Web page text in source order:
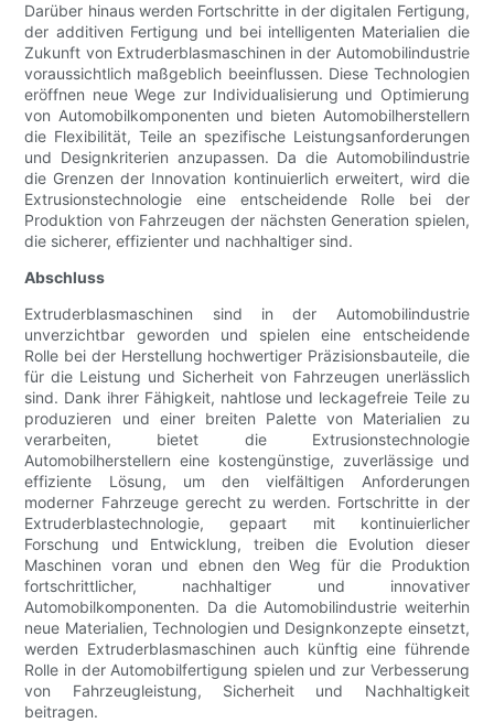
Darüber hinaus werden Fortschritte in der digitalen Fertigung,
der additiven Fertigung und bei intelligenten Materialien die
Zukunft von Extruderblasmaschinen in der Automobilindustrie
voraussichtlich maßgeblich beeinflussen. Diese Technologien
eröffnen neue Wege zur Individualisierung und Optimierung
von Automobilkomponenten und bieten Automobilherstellern
die Flexibilität, Teile an spezifische Leistungsanforderungen
und Designkriterien anzupassen. Da die Automobilindustrie
die Grenzen der Innovation kontinuierlich erweitert, wird die
Extrusionstechnologie eine entscheidende Rolle bei der
Produktion von Fahrzeugen der nächsten Generation spielen,
die sicherer, effizienter und nachhaltiger sind.
Abschluss
Extruderblasmaschinen sind in der Automobilindustrie
unverzichtbar geworden und spielen eine entscheidende
Rolle bei der Herstellung hochwertiger Präzisionsbauteile, die
für die Leistung und Sicherheit von Fahrzeugen unerlässlich
sind. Dank ihrer Fähigkeit, nahtlose und leckagefreie Teile zu
produzieren und einer breiten Palette von Materialien zu
verarbeiten, bietet die Extrusionstechnologie
Automobilherstellern eine kostengünstige, zuverlässige und
effiziente Lösung, um den vielfältigen Anforderungen
moderner Fahrzeuge gerecht zu werden. Fortschritte in der
Extruderblastechnologie, gepaart mit kontinuierlicher
Forschung und Entwicklung, treiben die Evolution dieser
Maschinen voran und ebnen den Weg für die Produktion
fortschrittlicher, nachhaltiger und innovativer
Automobilkomponenten. Da die Automobilindustrie weiterhin
neue Materialien, Technologien und Designkonzepte einsetzt,
werden Extruderblasmaschinen auch künftig eine führende
Rolle in der Automobilfertigung spielen und zur Verbesserung
von Fahrzeugleistung, Sicherheit und Nachhaltigkeit
beitragen.